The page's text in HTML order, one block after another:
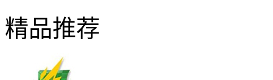
精品推荐